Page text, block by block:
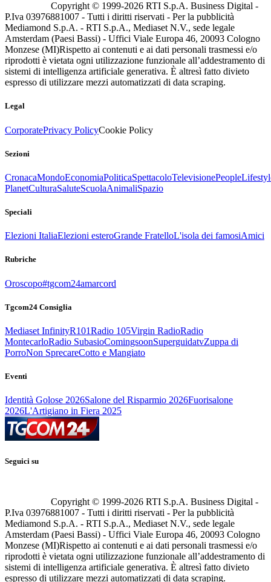
Copyright © 1999-2026 RTI S.p.A. Business Digital -
P.Iva 03976881007 - Tutti i diritti riservati - Per la pubblicità
Mediamond S.p.A. - RTI S.p.A., Mediaset N.V., sede legale
Amsterdam (Paesi Bassi) - Uffici Viale Europa 46, 20093 Cologno
Monzese (MI)Rispetto ai contenuti e ai dati personali trasmessi e/o
riprodotti è vietata ogni utilizzazione funzionale all’addestramento di
sistemi di intelligenza artificiale generativa. È altresì fatto divieto
espresso di utilizzare mezzi automatizzati di data scraping.
Legal
CorporatePrivacy PolicyCookie Policy
Sezioni
CronacaMondoEconomiaPoliticaSpettacoloTelevisionePeople
PlanetCulturaSaluteScuolaAnimaliSpazio
Speciali
Elezioni ItaliaElezioni esteroGrande FratelloL'isola dei famosiAmici
Rubriche
Oroscopo#tgcom24amarcord
Tgcom24 Consiglia
Mediaset InfinityR101Radio 105Virgin RadioRadio
MontecarloRadio SubasioComingsoonSuperguidatvZuppa di
PorroNon SprecareCotto e Mangiato
Eventi
Identità Golose 2026Salone del Risparmio 2026Fuorisalone
2026L'Artigiano in Fiera 2025
Seguici su
Copyright © 1999-2026 RTI S.p.A. Business Digital -
P.Iva 03976881007 - Tutti i diritti riservati - Per la pubblicità
Mediamond S.p.A. - RTI S.p.A., Mediaset N.V., sede legale
Amsterdam (Paesi Bassi) - Uffici Viale Europa 46, 20093 Cologno
Monzese (MI)Rispetto ai contenuti e ai dati personali trasmessi e/o
riprodotti è vietata ogni utilizzazione funzionale all’addestramento di
sistemi di intelligenza artificiale generativa. È altresì fatto divieto
espresso di utilizzare mezzi automatizzati di data scraping.